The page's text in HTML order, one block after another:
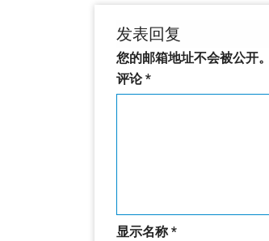
发表回复
您的邮箱地址不会被公开。
评论*
显示名称*